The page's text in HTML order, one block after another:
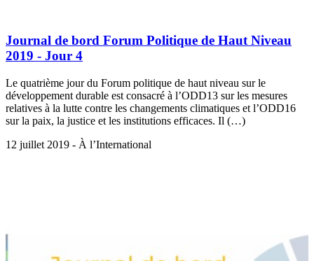
Journal de bord Forum Politique de Haut Niveau
2019 - Jour 4
Le quatrième jour du Forum politique de haut niveau sur le
développement durable est consacré à l’ODD13 sur les mesures
relatives à la lutte contre les changements climatiques et l’ODD16
sur la paix, la justice et les institutions efficaces. Il (…)
12 juillet 2019 - À l’International